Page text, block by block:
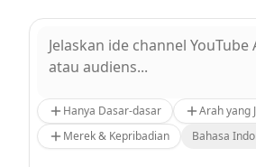
Hanya Dasar-dasar
Arah yang
Merek & Kepribadian
Bahasa